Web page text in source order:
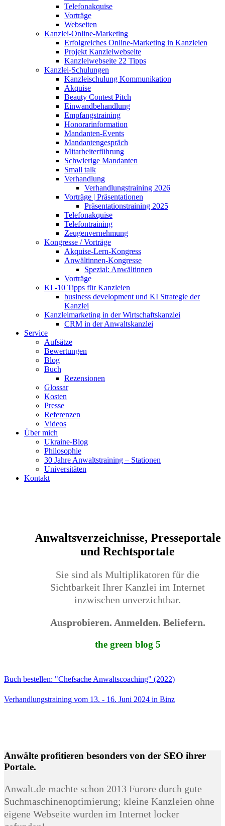
Telefonakquise
Vorträge
Webseiten
Kanzlei-Online-Marketing
Erfolgreiches Online-Marketing in Kanzleien
Projekt Kanzleiwebseite
Kanzleiwebseite 22 Tipps
Kanzlei-Schulungen
Kanzleischulung Kommunikation
Akquise
Beauty Contest Pitch
Einwandbehandlung
Empfangstraining
Honorarinformation
Mandanten-Events
Mandantengespräch
Mitarbeiterführung
Schwierige Mandanten
Small talk
Verhandlung
Verhandlungstraining 2026
Vorträge | Präsentationen
Präsentationstraining 2025
Telefonakquise
Telefontraining
Zeugenvernehmung
Kongresse / Vorträge
Akquise-Lern-Kongress
Anwältinnen-Kongresse
Spezial: Anwältinnen
Vorträge
KI -10 Tipps für Kanzleien
business development und KI Strategie der
Kanzlei
Kanzleimarketing in der Wirtschaftskanzlei
CRM in der Anwaltskanzlei
Service
Aufsätze
Bewertungen
Blog
Buch
Rezensionen
Glossar
Kosten
Presse
Referenzen
Videos
Über mich
Ukraine-Blog
Philosophie
30 Jahre Anwaltstraining – Stationen
Universitäten
Kontakt
Anwaltsverzeichnisse, Presseportale
und Rechtsportale
Sie sind als Multiplikatoren für die
Sichtbarkeit Ihrer Kanzlei im Internet
inzwischen unverzichtbar.
Ausprobieren. Anmelden. Beliefern.
the green blog 5
Buch bestellen: "Chefsache Anwaltscoaching" (2022)
Verhandlungstraining vom 13. - 16. Juni 2024 in Binz
Anwälte profitieren besonders von der SEO ihrer
Portale.
Anwalt.de machte schon 2013 Furore durch gute
Suchmaschinenoptimierung; kleine Kanzleien ohne
eigene Webseite wurden im Internet locker